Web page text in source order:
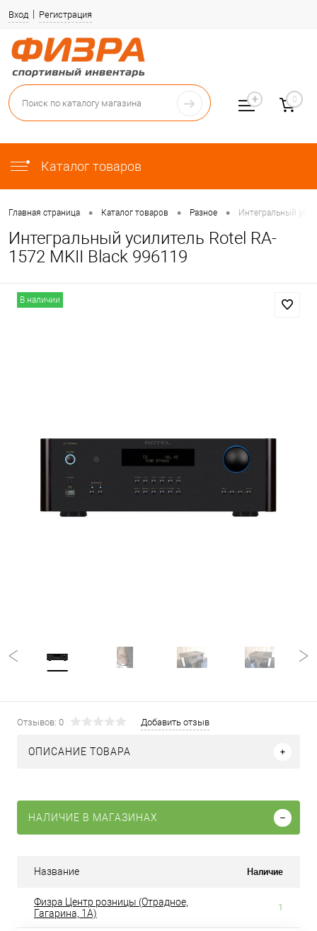
Вход Регистрация
Каталог товаров
0
Главная страница • Каталог товаров • Разное • Интегральный
Интегральный усилитель Rotel RA-
1572 MKII Black 996119
В наличии
Отзывов: 0 Добавить отзыв
ОПИСАНИЕ ТОВАРА
НАЛИЧИЕ В МАГАЗИНАХ
Название Наличие
Физра Центр розницы (Отрадное,
Гагарина, 1А)
1